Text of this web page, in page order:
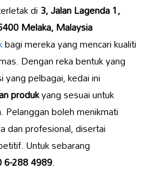
di3, Jalan Lagenda 1,
Melaka, Malaysia
bagi mereka yang mencari kualiti
Dengan reka bentuk yang
yang pelbagai, kedai ini
produkyang sesuai untuk
Pelanggan boleh menikmati
dan profesional, disertai
Untuk sebarang
6-288 4989.